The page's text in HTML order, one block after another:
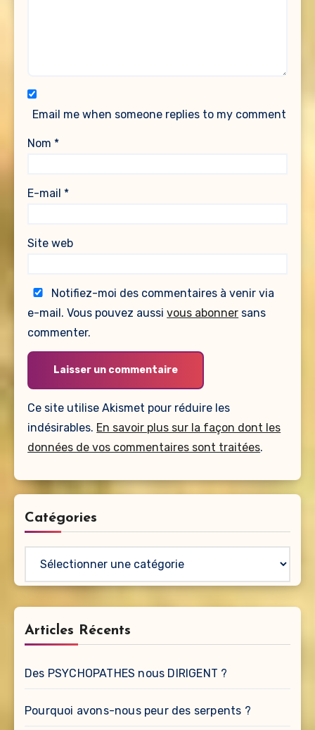
Email me when someone replies to my comment
Nom *
E-mail *
Site web
Notifiez-moi des commentaires à venir via
e-mail. Vous pouvez aussivous abonner sans
commenter.
Ce site utilise Akismet pour réduire les
indésirables. En savoir plus sur la façon dont les
données de vos commentaires sont traitées.
Catégories
Articles Récents
Des PSYCHOPATHES nous DIRIGENT ?
Pourquoi avons-nous peur des serpents ?